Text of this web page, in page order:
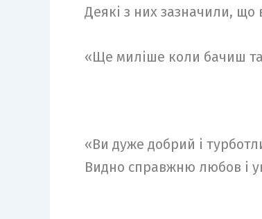
Деякі з них зазначили, що
«Ще миліше коли бачиш
«Ви дуже добрий і
Видно справжню любов і